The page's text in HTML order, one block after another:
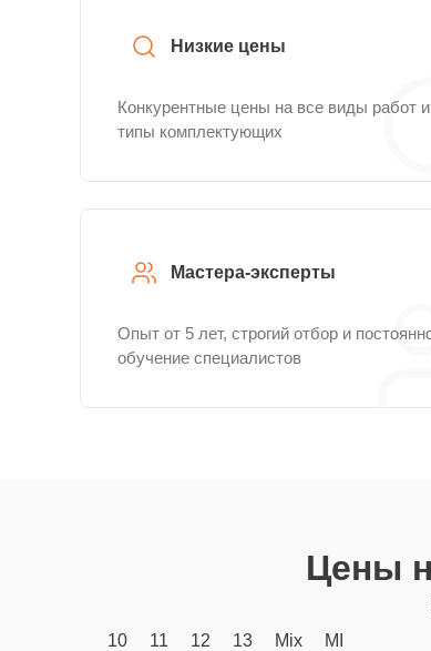
Низкие цены
Конкурентные цены на все виды работ и
типы комплектующих
Мастера-эксперты
Опыт от 5 лет, строгий отбор и
обучение специалистов
Цены
10
11 12 13 Mix MI